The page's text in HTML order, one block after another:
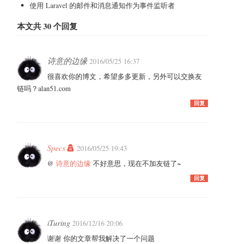
使用 Laravel 的邮件和消息通知作为事件监听者
本文共 30 个回复
诗意的边缘2016/05/25 16:37
很喜欢你的博文，希望多多更新，另外可以交换友
链吗？alan51.com
回复
Specs
2016/05/25 19:43
@ 诗意的边缘 不好意思，现在不加友链了~
回复
iTuring 2016/12/16 20:06
谢谢 你的文章帮我解决了一个问题